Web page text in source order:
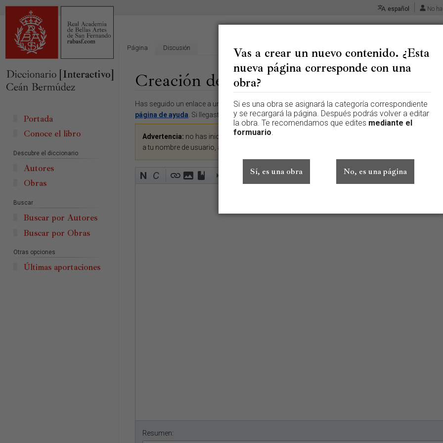
Creación de «Altar de la resurrección del
Ir
a
la
navegación
Ir
a
la
búsqueda
Has seguido un enlace a una página que aún no existe. Para crear esta página, escribe en el
página de ayuda. Si llegaste aquí por error, vuelve a la página anterior.
Advertencia: no has iniciado sesión. Tu dirección IP se hará pública si haces cualquier edición. Si
a tu nombre de usuario, además de otros beneficios.
Avanzado Caracteres especiales Ayuda
Resumen:
Vas a crear un nuevo contenido. ¿Esta
nueva página corresponde con una
obra?
Si es una obra se asignará la categoría correspondiente
y se recargará la página. Después podrás volver a editar
la obra. Te recomendamos que edites mediante el
formuario.
Sí, es una obra No, es una página
español No
Página Discusión
Portada
Conoce el libro
Descubre el diccionario
Autores
Obras
Buscar
Buscar por Autores
Buscar por Obras
Otras opciones
Últimas aportaciones